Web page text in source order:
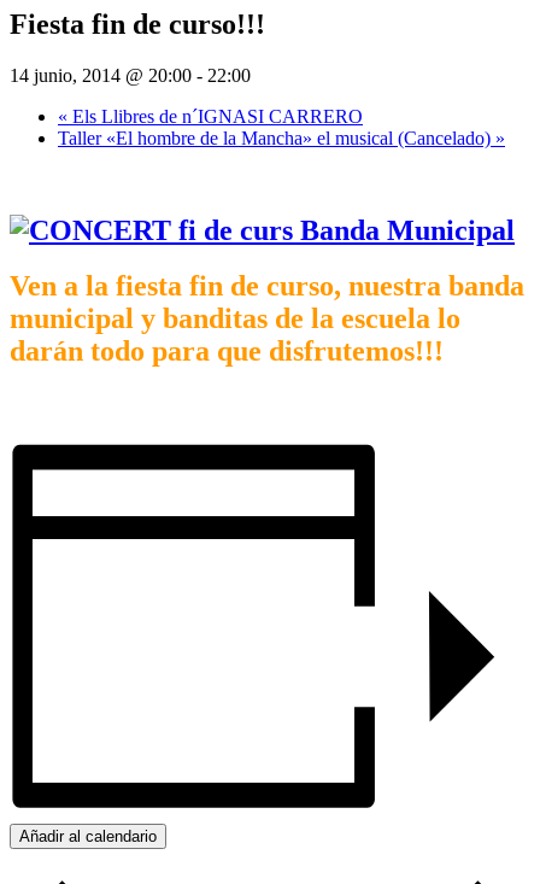
Fiesta fin de curso!!!
14 junio, 2014 @ 20:00 - 22:00
« Els Llibres de n´IGNASI CARRERO
Taller «El hombre de la Mancha» el musical (Cancelado) »
Ven a la fiesta fin de curso, nuestra banda
municipal y banditas de la escuela lo
darán todo para que disfrutemos!!!
Añadir al calendario